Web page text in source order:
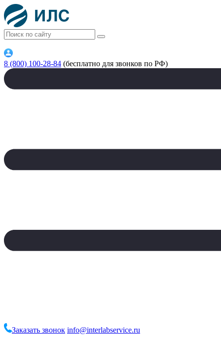
8 (800) 100-28-84 (бесплатно для звонков по РФ)
Заказать звонок info@interlabservice.ru